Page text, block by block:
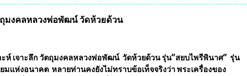
กากป้องกันสารพิษทางทหาร ถ้าสามารถผลิตได้ในประเทศไทย จะทำให้
เทศชาติอย่างยิ่ง ผมจะดีใจและภูมิใจมากหากหน้ากากป้องกันสารพิษทาง
ได้รับการผลิตในประเทศลดการนำเข้าโดยเด็ดขาด และสามารถผลิต
ถุมงคลหลวงพ่อพัฒน์ วัดห้วยด้วน
ะห์ เจาะลึก วัตถุมงคลหลวงพ่อพัฒน์ วัดห้วยด้วน รุ่น”สยบไพรีพินาศ” รุ่น
มแห่งอนาคต หลายท่านคงยังไม่ทราบข้อเท็จจริงว่า พระเครื่องของ